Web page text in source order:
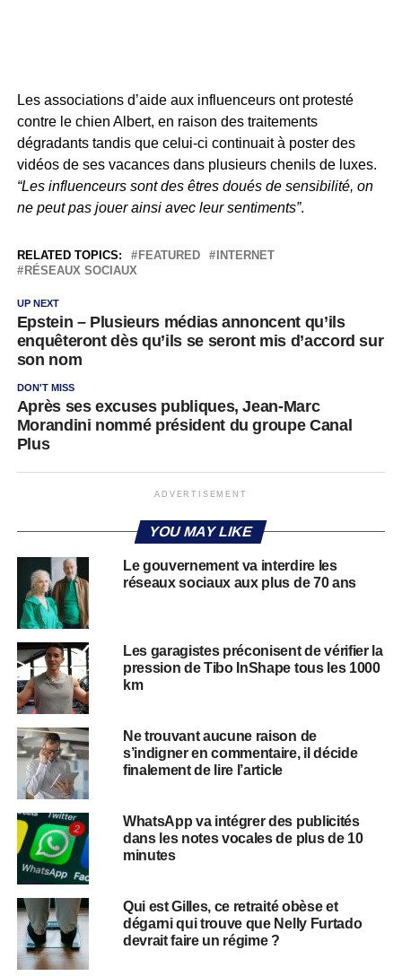
Les associations d’aide aux influenceurs ont protesté
contre le chien Albert, en raison des traitements
dégradants tandis que celui-ci continuait à poster des
vidéos de ses vacances dans plusieurs chenils de luxes.
“Les influenceurs sont des êtres doués de sensibilité, on
ne peut pas jouer ainsi avec leur sentiments”.
RELATED TOPICS: FEATURED
INTERNET
RÉSEAUX SOCIAUX
UP NEXT
Epstein – Plusieurs médias annoncent qu’ils
enquêteront dès qu’ils se seront mis d’accord sur
son nom
DON'T MISS
Après ses excuses publiques, Jean-Marc
Morandini nommé président du groupe Canal
Plus
ADVERTISEMENT
YOU MAY LIKE
Le gouvernement va interdire les
réseaux sociaux aux plus de 70 ans
Les garagistes préconisent de vérifier la
pression de Tibo InShape tous les 1000
km
Ne trouvant aucune raison de
s’indigner en commentaire, il décide
finalement de lire l’article
WhatsApp va intégrer des publicités
dans les notes vocales de plus de 10
minutes
Qui est Gilles, ce retraité obèse et
dégarni qui trouve que Nelly Furtado
devrait faire un régime ?